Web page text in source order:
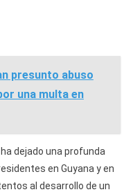
presunto abuso
una multa en
dejado una profunda
en Guyana y en
al desarrollo de un